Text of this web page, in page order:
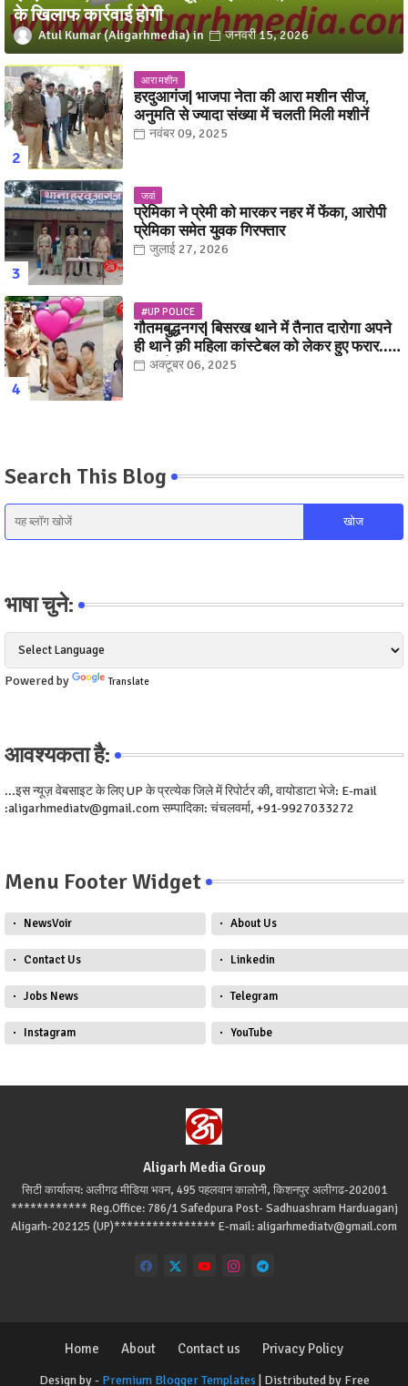
के खिलाफ कार्रवाई होगी
Atul Kumar (Aligarhmedia) जनवरी 15, 2026
आरा मशीन
हरदुआगंज| भाजपा नेता की आरा मशीन सीज,
अनुमति से ज्यादा संख्या में चलती मिली मशीनें
नवंबर 09, 2025
जवां
प्रेमिका ने प्रेमी को मारकर नहर में फेंका, आरोपी
प्रेमिका समेत युवक गिरफ्तार
जुलाई 27, 2026
#UP POLICE
गौतमबुद्धनगर| बिसरख थाने में तैनात दारोगा अपने
ही थाने क़ी महिला कांस्टेबल को लेकर हुए फरार...
पत्नी नें कर दी रार!
अक्टूबर 06, 2025
Search This Blog
भाषा चुने:
Powered by Translate
आवश्यकता है:
...इस न्यूज़ वेबसाइट के लिए UP के प्रत्येक जिले में रिपोर्टर की, वायोडाटा भेजे: E-mail
:aligarhmediatv@gmail.com सम्पादिका: चंचलवर्मा, +91-9927033272
Menu Footer Widget
NewsVoir About Us
Contact Us Linkedin
Jobs News Telegram
Instagram YouTube
Aligarh Media Group
सिटी कार्यालय: अलीगढ मीडिया भवन, 495 पहलवान कालोनी, किशनपुर अलीगढ-202001
************ Reg.Office: 786/1 Safedpura Post- Sadhuashram Harduaganj
Aligarh-202125 (UP)**************** E-mail: aligarhmediatv@gmail.com
Design by - Premium Blogger Templates | Distributed by Free
Home About Contact us Privacy Policy